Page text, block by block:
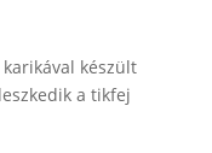
készült
a tikfej